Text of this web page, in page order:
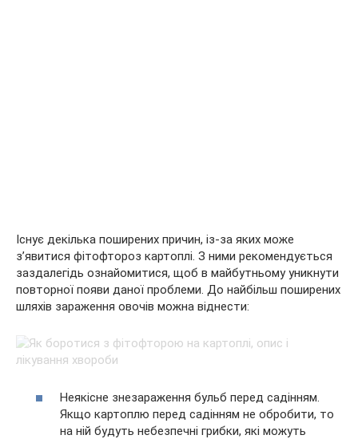
Існує декілька поширених причин, із-за яких може
з’явитися фітофтороз картоплі. З ними рекомендується
заздалегідь ознайомитися, щоб в майбутньому уникнути
повторної появи даної проблеми. До найбільш поширених
шляхів зараження овочів можна віднести:
Неякісне знезараження бульб перед садінням.
Якщо картоплю перед садінням не обробити, то
на ній будуть небезпечні грибки, які можуть